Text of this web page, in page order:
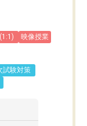
映像授業
試験対策